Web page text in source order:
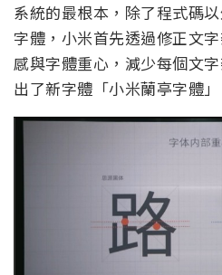
系統的最根本，除了程式碼
字體，小米首先透過修正文
感與字體重心，減少每個文
出了新字體「小米蘭亭字體」